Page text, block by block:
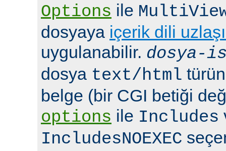
Options ile
dosyaya içerik dili
uygulanabilir. dosya-
dosya text/html
belge (bir CGI betiği
options ile Includes
IncludesNOEXEC